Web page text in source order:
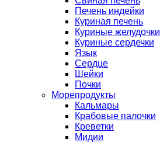
Печень индейки
Куриная печень
Куриные желудочки
Куриные сердечки
Язык
Сердце
Шейки
Почки
Морепродукты
Кальмары
Крабовые палочки
Креветки
Мидии